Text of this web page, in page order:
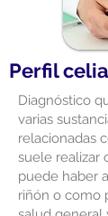
Perfil
Diagnóstico
varias
relacionadas
suele realizar
puede haber
riñón o como